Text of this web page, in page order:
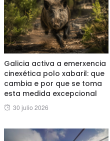
Galicia activa a emerxencia
cinexética polo xabaril: que
cambia e por que se toma
esta medida excepcional
Posted
30 julio 2026